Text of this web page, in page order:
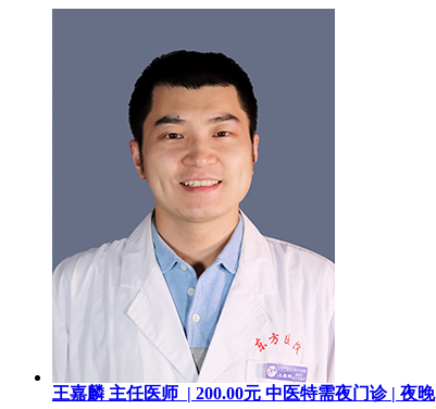
王嘉麟 主任医师 | 200.00元 中医特需夜门诊 | 夜晚